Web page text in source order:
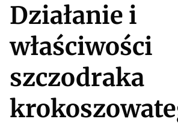
Działanie i
właściwości
szczodraka